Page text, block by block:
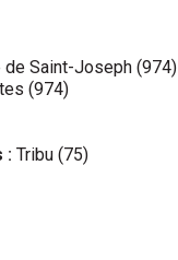
de Saint-Joseph (974)
(974)
: Tribu (75)